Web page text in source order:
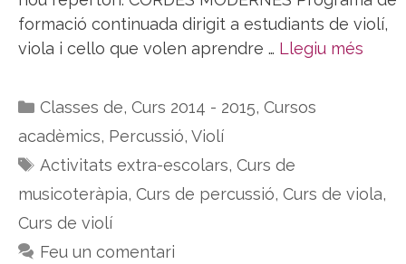
formació continuada dirigit a estudiants de violí,
viola i cello que volen aprendre … Llegiu més
Categories
Classes de, Curs 2014 - 2015, Cursos
acadèmics, Percussió, Violí
Etiquetes
Activitats extra-escolars, Curs de
musicoteràpia, Curs de percussió, Curs de viola,
Curs de violí
Feu un comentari